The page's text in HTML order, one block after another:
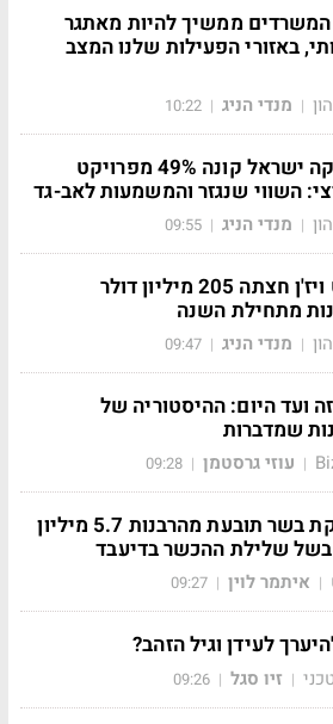
ממשיך להיות מאתגר
באזורי הפעילות שלנו המצב
| מנדי הניג |
10:22
אמריקה ישראל קונה 49% מפרויקט
השווי שנגזר והמשמעות לאב-גד
| מנדי הניג |
09:55
נקסט ויז'ן חצתה 205 מיליון דולר
מתחילת השנה
| מנדי הניג |
09:47
ועד היום: ההיסטוריה של
שמדברות
| עוזי גרסטמן |
09:28
משווקת בשר תובעת מהרבנות 5.7 מיליון
שלילת ההכשר בדיעבד
| איתמר לוין |
09:27
לעידן וגיל הזהב?
| זיו סגל |
09:26